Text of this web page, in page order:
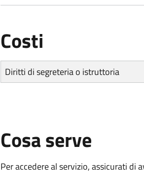
Costi
Diritti di segreteria o istruttoria
Cosa serve
Per accedere al servizio, assicurati di